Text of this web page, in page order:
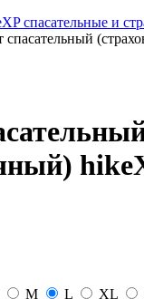
спасательные и
M L XL